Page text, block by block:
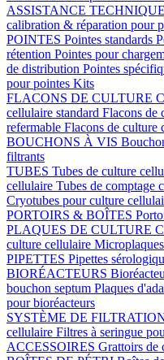
ASSISTANCE
calibration & réparation pour
POINTES Pointes standards
rétention Pointes pour
de distribution Pointes
pour pointes Kits
FLACONS DE CULTURE
cellulaire standard Flacons de
refermable Flacons de culture
BOUCHONS À VIS
filtrants
TUBES Tubes de culture
cellulaire Tubes de comptage
Cryotubes pour culture
PORTOIRS & BOÎTES
PLAQUES DE CULTURE
culture cellulaire
PIPETTES Pipettes
BIORÉACTEURS
bouchon septum Plaques
pour bioréacteurs
SYSTÈME DE
cellulaire Filtres à seringue
ACCESSOIRES Grattoirs de